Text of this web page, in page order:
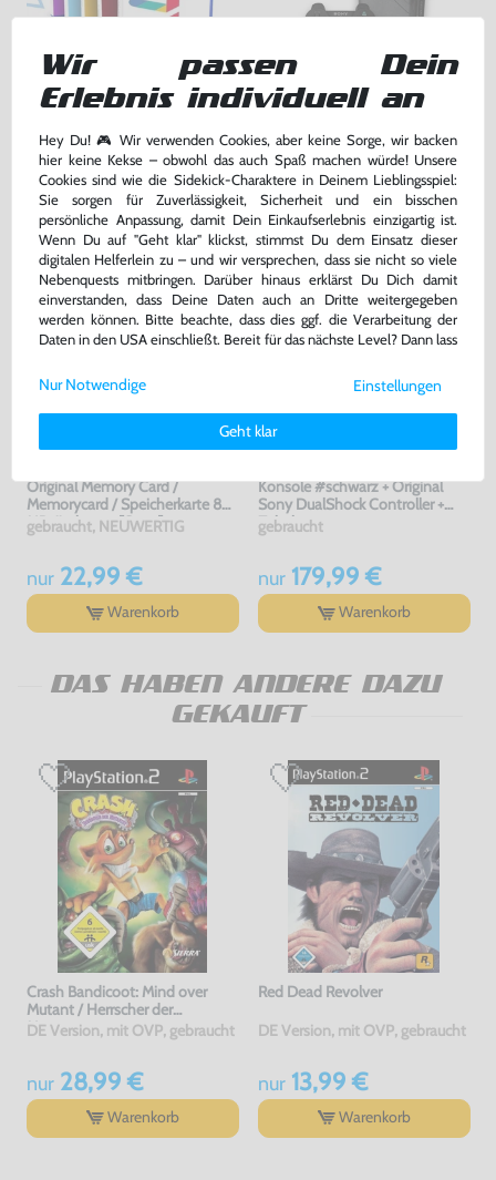
Wundertüte: 5 Original PS2
Spiele
nur24,99 €
Warenkorb
Konsole Slim #schwarz +
Original Sony DualShock
gebraucht
nur169,99 €
Warenkorb
Original Memory Card /
Memorycard / Speicherkarte 8
MB #schwarz [Sony]
gebraucht, NEUWERTIG
nur22,99 €
Warenkorb
Konsole #schwarz + Original
Sony DualShock Controller +
Zubehör
gebraucht
nur179,99 €
Warenkorb
DAS HABEN ANDERE DAZU
GEKAUFT
Crash Bandicoot: Mind over
Mutant / Herrscher der
Mutanten
DE Version, mit OVP, gebraucht
nur28,99 €
Warenkorb
Red Dead Revolver
DE Version, mit OVP, gebraucht
nur13,99 €
Warenkorb
Wir passen Dein
Erlebnis individuell an
Hey Du! 🎮 Wir verwenden Cookies, aber keine Sorge, wir backen
hier keine Kekse – obwohl das auch Spaß machen würde! Unsere
Cookies sind wie die Sidekick-Charaktere in Deinem Lieblingsspiel:
Sie sorgen für Zuverlässigkeit, Sicherheit und ein bisschen
persönliche Anpassung, damit Dein Einkaufserlebnis einzigartig ist.
Wenn Du auf "Geht klar" klickst, stimmst Du dem Einsatz dieser
digitalen Helferlein zu – und wir versprechen, dass sie nicht so viele
Nebenquests mitbringen. Darüber hinaus erklärst Du Dich damit
einverstanden, dass Deine Daten auch an Dritte weitergegeben
werden können. Bitte beachte, dass dies ggf. die Verarbeitung der
Daten in den USA einschließt. Bereit für das nächste Level? Dann lass
Weitere Informationen zu den von uns verwendeten Cookies und
Deinen Rechten als Nutzer findest Du in unsererDaten­schutz­
Impressum.
Einstellungen
Geht klar
Nur Notwendige